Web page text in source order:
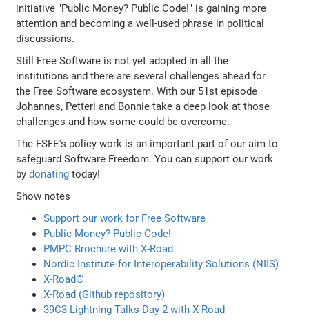
initiative "Public Money? Public Code!" is gaining more
attention and becoming a well-used phrase in political
discussions.
Still Free Software is not yet adopted in all the
institutions and there are several challenges ahead for
the Free Software ecosystem. With our 51st episode
Johannes, Petteri and Bonnie take a deep look at those
challenges and how some could be overcome.
The FSFE's policy work is an important part of our aim to
safeguard Software Freedom. You can support our work
bydonating today!
Show notes
Support our work for Free Software
Public Money? Public Code!
PMPC Brochure with X-Road
Nordic Institute for Interoperability Solutions (NIIS)
X-Road®
X-Road (Github repository)
39C3 Lightning Talks Day 2 with X-Road